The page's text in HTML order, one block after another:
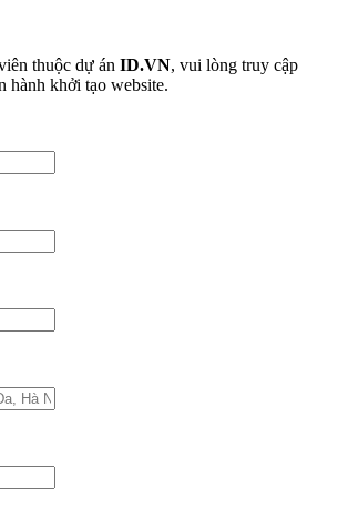
thuộc dự án ID.VN, vui lòng truy cập
hành khởi tạo website.